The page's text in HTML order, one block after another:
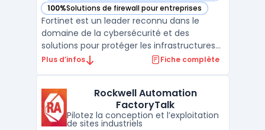
100%Solutions de firewall pour entreprises
— voir Fortinet dans cette catégorie
Fortinet est un leader reconnu dans le
domaine de la cybersécurité et des
solutions pour protéger les infrastructures
numériques des entreprises. Avec son
cloud, et des terminaux, tout en assurant la
conformité et la perfo ...
Plus d’infos Fiche complète
Rockwell Automation
FactoryTalk
Pilotez la conception et l’exploitation
de sites industriels